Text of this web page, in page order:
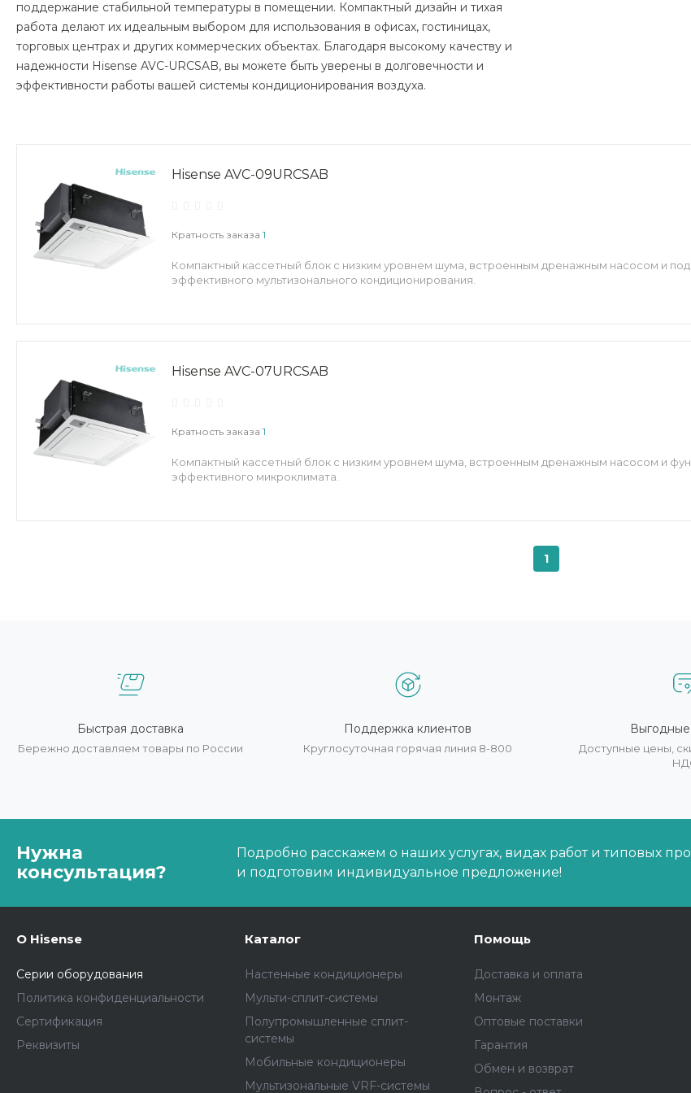
поддержание стабильной температуры в помещении. Компактный дизайн и тихая
работа делают их идеальным выбором для использования в офисах, гостиницах,
торговых центрах и других коммерческих объектах. Благодаря высокому качеству и
надежности Hisense AVC-URCSAB, вы можете быть уверены в долговечности и
эффективности работы вашей системы кондиционирования воздуха.
Hisense AVC-09URCSAB
Кратность заказа 1
Компактный кассетный блок с низким уровнем шума, встроенным дренажным насосом и
эффективного мультизонального кондиционирования.
Hisense AVC-07URCSAB
Кратность заказа 1
Компактный кассетный блок с низким уровнем шума, встроенным дренажным насосом и
эффективного микроклимата.
1
Быстрая доставка
Бережно доставляем товары по России
Поддержка клиентов
Круглосуточная горячая линия 8-800
Выгодные
Доступные цены,
Нужна
консультация?
Подробно расскажем о наших услугах, видах работ и типовых
и подготовим индивидуальное предложение!
О Hisense
Серии оборудования
Политика конфиденциальности
Сертификация
Реквизиты
Каталог
Настенные кондиционеры
Мульти-сплит-системы
Полупромышленные сплит-
системы
Мобильные кондиционеры
Мультизональные VRF-системы
Помощь
Доставка и оплата
Монтаж
Оптовые поставки
Гарантия
Обмен и возврат